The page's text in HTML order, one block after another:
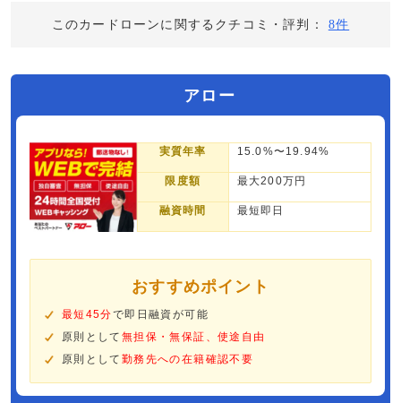
このカードローンに関するクチコミ・評判： 8件
アロー
実質年率 15.0%〜19.94%
限度額 最大200万円
融資時間 最短即日
おすすめポイント
最短45分で即日融資が可能
原則として 無担保・無保証、使途自由
原則として 勤務先への在籍確認不要